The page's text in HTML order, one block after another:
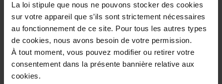
La loi stipule que nous ne pouvons stocker des cookies
sur votre appareil que s’ils sont strictement nécessaires
au fonctionnement de ce site. Pour tous les autres types
de cookies, nous avons besoin de votre permission.
À tout moment, vous pouvez modifier ou retirer votre
consentement dans la présente bannière relative aux
cookies.
Conseil d'utilisation
Caractéristiques
Avis client